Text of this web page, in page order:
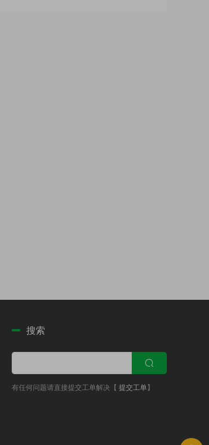
搜索
有任何问题请直接提交工单解决【 提交工单】